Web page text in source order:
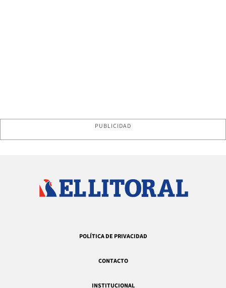
PUBLICIDAD
POLÍTICA DE PRIVACIDAD
CONTACTO
INSTITUCIONAL